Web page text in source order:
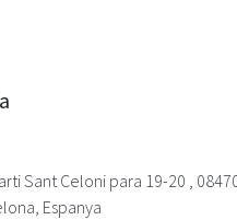
Sant Celoni para 19-20 ,
Espanya